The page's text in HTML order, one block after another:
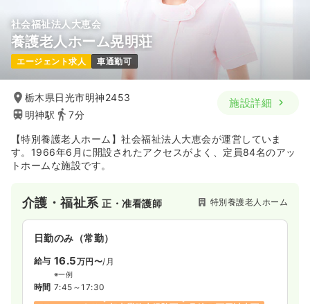
社会福祉法人大恵会
養護老人ホーム晃明荘
エージェント求人 車通勤可
栃木県日光市明神2453
明神駅
7分
施設詳細
【特別養護老人ホーム】社会福祉法人大恵会が運営していま
す。1966年6月に開設されたアクセスがよく、定員84名のアッ
トホームな施設です。
介護・福祉系正・准看護師 特別養護老人ホーム
日勤のみ（常勤）
給与 16.5万円〜/月
※一例
時間 7:45～17:30